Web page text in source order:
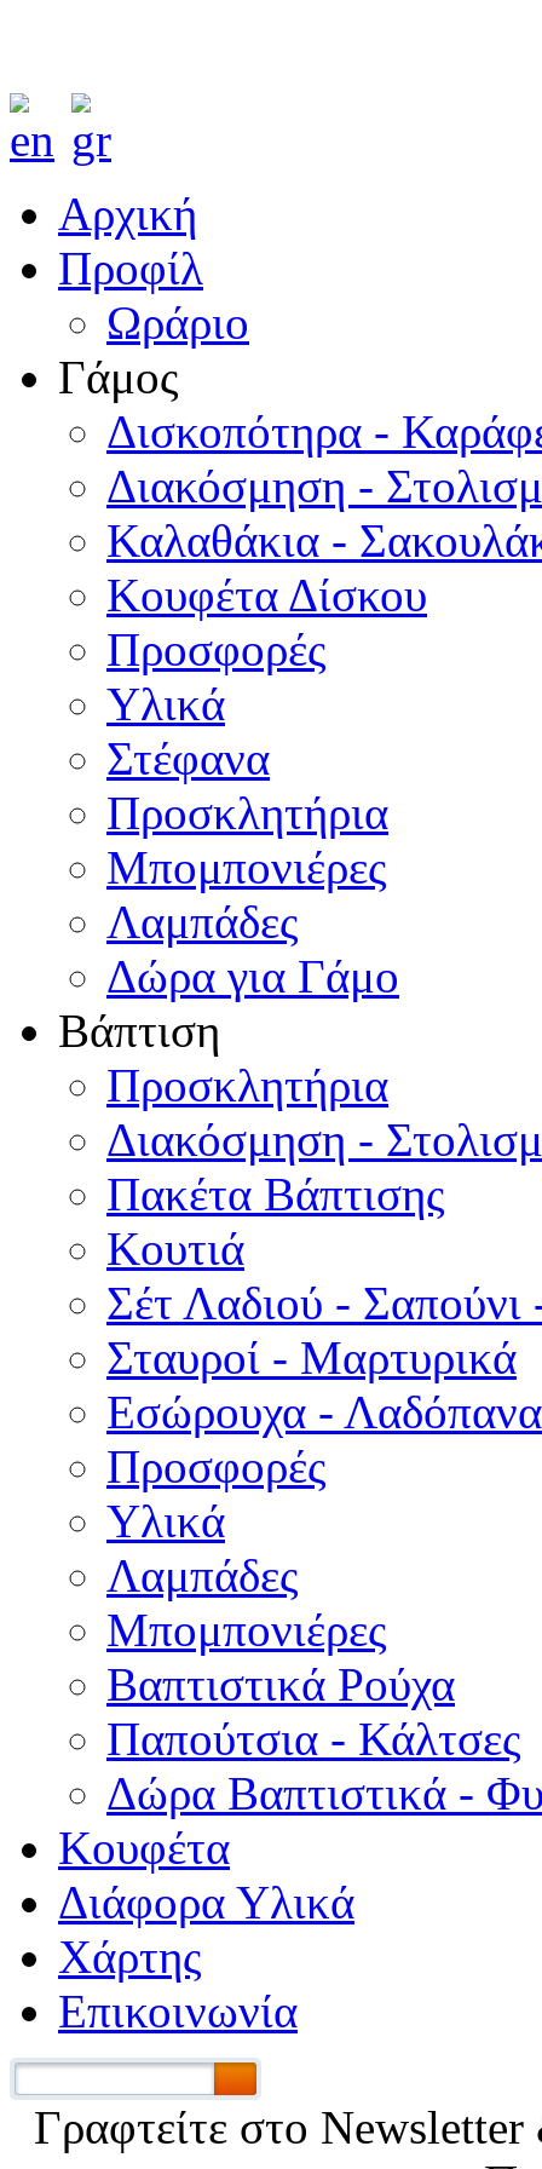
Αρχική
Προφίλ
Ωράριο
Γάμος
Δισκοπότηρα -
Διακόσμηση -
Καλαθάκια -
Κουφέτα Δίσκου
Προσφορές
Υλικά
Στέφανα
Προσκλητήρια
Μπομπονιέρες
Λαμπάδες
Δώρα για Γάμο
Βάπτιση
Προσκλητήρια
Διακόσμηση -
Πακέτα Βάπτισης
Κουτιά
Σέτ Λαδιού - Σαπούνι
Σταυροί - Μαρτυρικά
Εσώρουχα -
Προσφορές
Υλικά
Λαμπάδες
Μπομπονιέρες
Βαπτιστικά Ρούχα
Παπούτσια - Κάλτσες
Δώρα Βαπτιστικά -
Κουφέτα
Διάφορα Υλικά
Χάρτης
Επικοινωνία
Γραφτείτε στο Νewsletter